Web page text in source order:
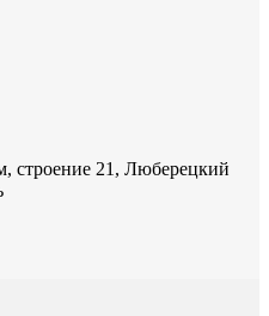
строение 21, Люберецкий